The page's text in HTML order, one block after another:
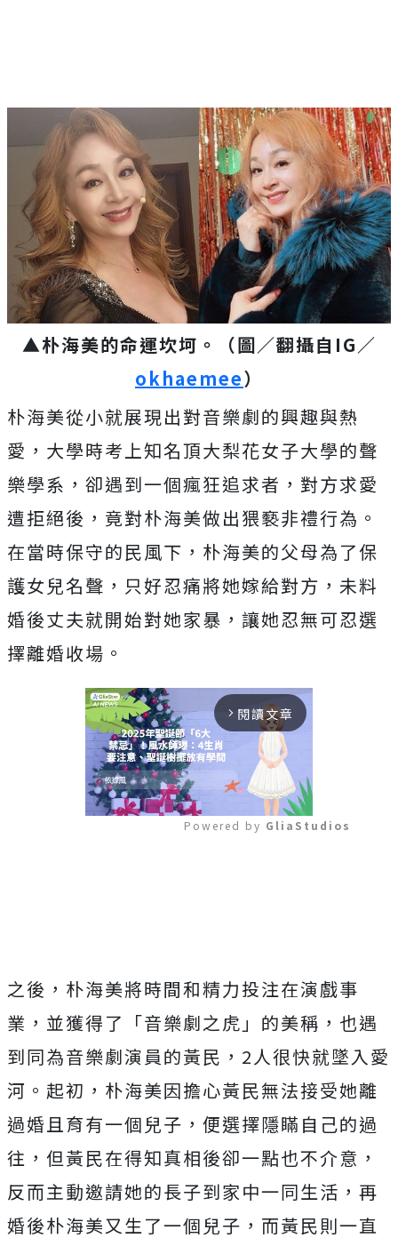
▲朴海美的命運坎坷。（圖／翻攝自IG／
okhaemee）
朴海美從小就展現出對音樂劇的興趣與熱
愛，大學時考上知名頂大梨花女子大學的聲
樂學系，卻遇到一個瘋狂追求者，對方求愛
遭拒絕後，竟對朴海美做出猥褻非禮行為。
在當時保守的民風下，朴海美的父母為了保
護女兒名聲，只好忍痛將她嫁給對方，未料
婚後丈夫就開始對她家暴，讓她忍無可忍選
擇離婚收場。
arrow_forward_ios 閱讀文章
Powered by GliaStudios
之後，朴海美將時間和精力投注在演戲事
業，並獲得了「音樂劇之虎」的美稱，也遇
到同為音樂劇演員的黃民，2人很快就墜入愛
河。起初， 朴海美因擔心黃民無法接受她離
過婚且育有一個兒子，便選擇隱瞞自己的過
往，但黃民在得知真相後卻一點也不介意，
反而主動邀請她的長子到家中一同生活，再
婚後朴海美又生了一個兒子，而黃民則一直